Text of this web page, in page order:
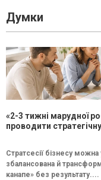
Думки
«2-3 тижні марудної
проводити
Стратсесії бізнесу
збалансована й
канапе» без результату....